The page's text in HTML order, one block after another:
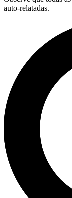
auto-relatadas.